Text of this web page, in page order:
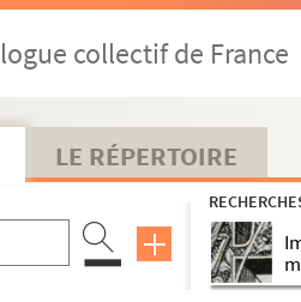
collectif de France
LE RÉPERTOIRE
à Lille et Simon Vollant, Paris, 1891
modèle de Vichy, créée et exploitée
Volvic (Puy-de-Dome), Annales de la
de voyage, Lille, 1892
Paris, 1892
avec plan de la ville, Société
dans la Ville de Lille, Lille, 1892